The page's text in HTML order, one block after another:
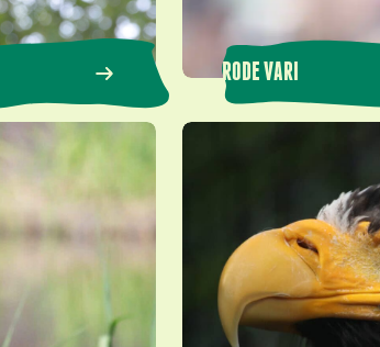
RODE VARI
Stellers zeearend